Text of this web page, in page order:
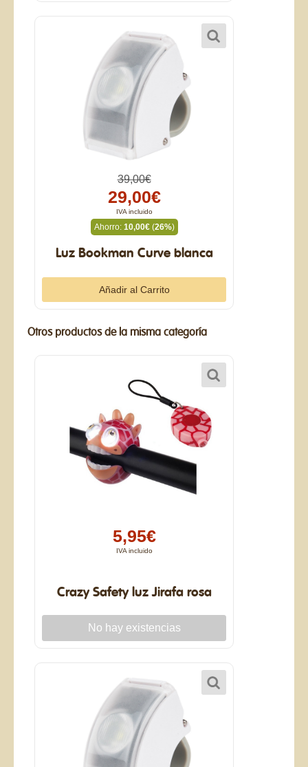
39,00€
29,00€
IVA incluido
Ahorro: 10,00€(26%)
Luz Bookman Curve blanca
Otros productos de la misma categoría
5,95€
IVA incluido
Crazy Safety luz Jirafa rosa